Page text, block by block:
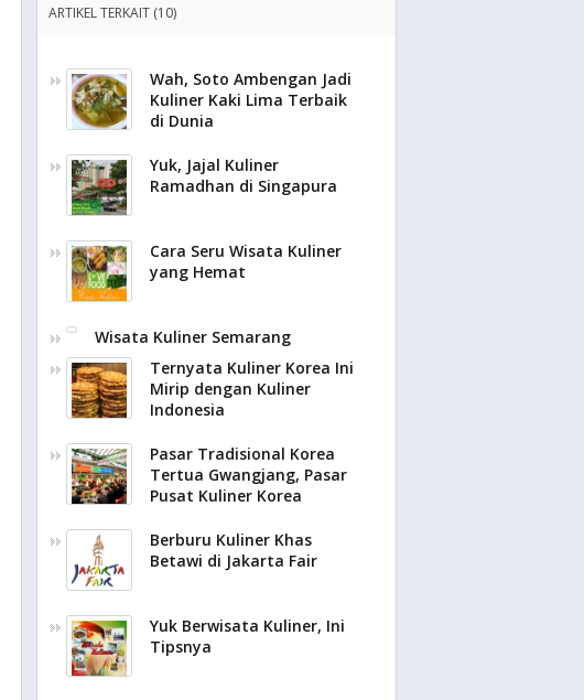
ARTIKEL TERKAIT (10)
Wah, Soto Ambengan Jadi
Kuliner Kaki Lima Terbaik
di Dunia
Yuk, Jajal Kuliner
Ramadhan di Singapura
Cara Seru Wisata Kuliner
yang Hemat
Wisata Kuliner Semarang
Ternyata Kuliner Korea Ini
Mirip dengan Kuliner
Indonesia
Pasar Tradisional Korea
Tertua Gwangjang, Pasar
Pusat Kuliner Korea
Berburu Kuliner Khas
Betawi di Jakarta Fair
Yuk Berwisata Kuliner, Ini
Tipsnya